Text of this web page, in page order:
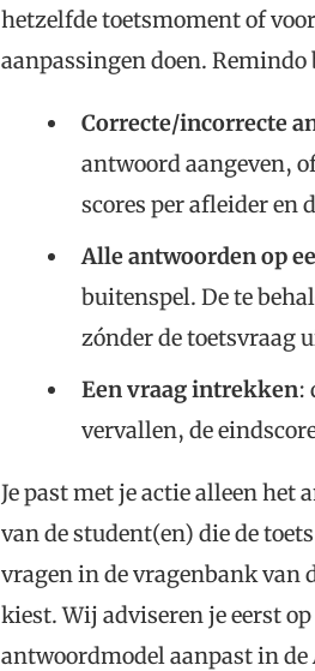
hetzelfde toetsmoment of
aanpassingen doen.
Correcte/incorrecte
antwoord aangeven,
scores per afleider en
Alle antwoorden op
buitenspel. De te
zónder de toetsvraag
Een vraag intrekken:
vervallen, de
Je past met je actie alleen het
van de student(en) die de
vragen in de vragenbank van
kiest. Wij adviseren je eerst
antwoordmodel aanpast in